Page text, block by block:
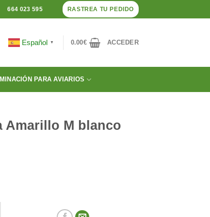
664 023 595 RASTREA TU PEDIDO
Español ▼ 0.00€ ACCEDER
PARA AVIARIOS
Amarillo M blanco